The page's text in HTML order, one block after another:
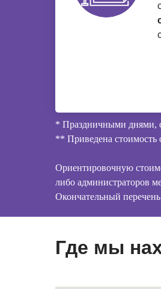
* Праздничными днями,
** Приведена стоимость
Ориентировочную
либо администраторов
Окончательный
Где мы